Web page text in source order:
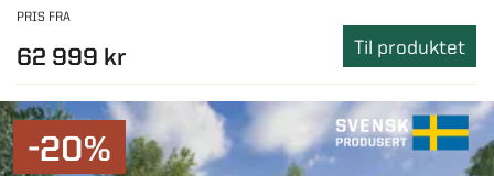
PRIS FRA
62 999 kr Til produktet
-20%